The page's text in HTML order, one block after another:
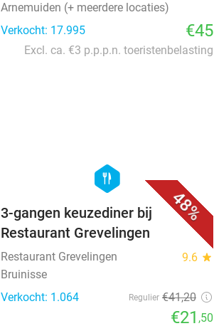
Arnemuiden (+ meerdere locaties)
Verkocht: 17.995
€45
Excl. ca. €3 p.p.p.n. toeristenbelasting
48%
hexagon
food
3-gangen keuzediner bij
Restaurant Grevelingen
Restaurant Grevelingen 9.6 star
Bruinisse
Verkocht: 1.064
Regulier €41,20
€21 ,50